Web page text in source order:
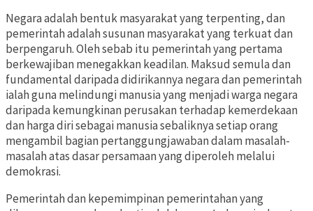
Negara adalah bentuk masyarakat yang terpenting, dan
pemerintah adalah susunan masyarakat yang terkuat dan
berpengaruh. Oleh sebab itu pemerintah yang pertama
berkewajiban menegakkan keadilan. Maksud semula dan
fundamental daripada didirikannya negara dan pemerintah
ialah guna melindungi manusia yang menjadi warga negara
daripada kemungkinan perusakan terhadap kemerdekaan
dan harga diri sebagai manusia sebaliknya setiap orang
mengambil bagian pertanggungjawaban dalam masalah-
masalah atas dasar persamaan yang diperoleh melalui
demokrasi.
Pemerintah dan kepemimpinan pemerintahan yang